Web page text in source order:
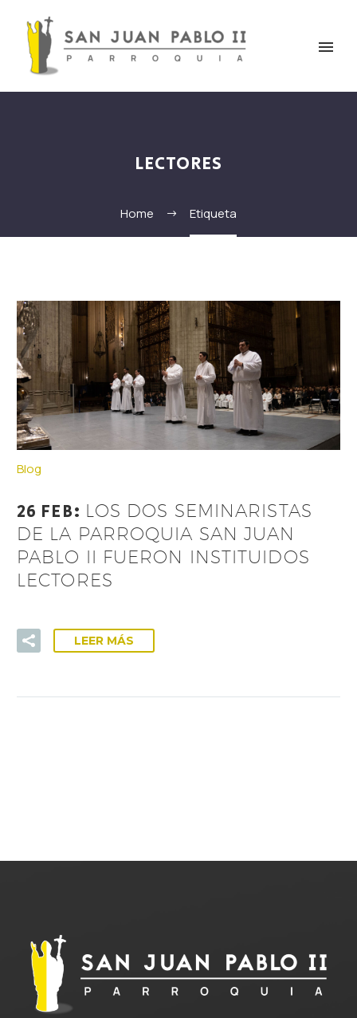
LECTORES
Home Etiqueta
Blog
26 FEB: LOS DOS SEMINARISTAS
DE LA PARROQUIA SAN JUAN
PABLO II FUERON INSTITUIDOS
LECTORES
LEER MÁS